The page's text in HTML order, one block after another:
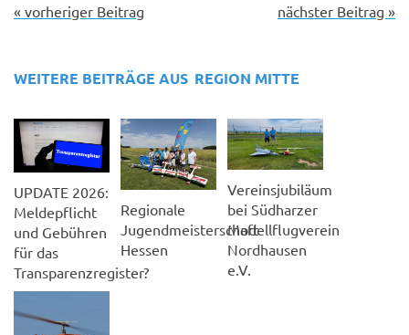
« vorheriger Beitrag nächster Beitrag »
WEITERE BEITRÄGE AUS REGION MITTE
UPDATE 2026:
Meldepflicht
und Gebühren
für das
Transparenzregister?
Regionale
Jugendmeisterschaft
Hessen
Vereinsjubiläum
bei Südharzer
Modellflugverein
Nordhausen
e.V.